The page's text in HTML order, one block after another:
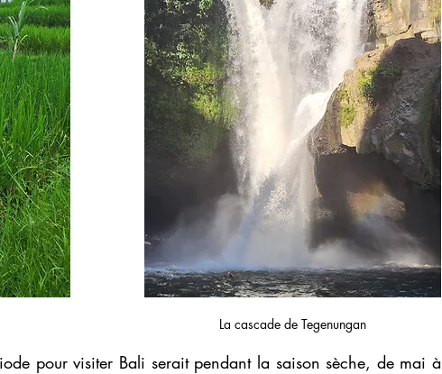
La cascade de Tegenungan
pour visiter Bali serait pendant la saison sèche, de mai à